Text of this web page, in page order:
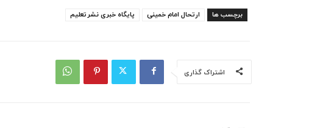
برچسب ها ارتحال امام خمینی پایگاه خبری نشرتعلیم
اشتراک گذاری